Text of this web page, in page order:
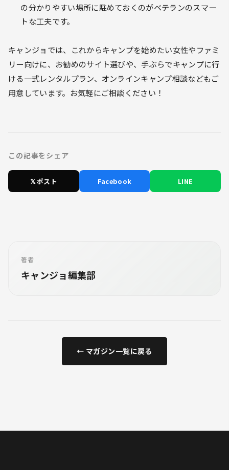
の分かりやすい場所に駐めておくのがベテランのスマー
トな工夫です。
キャンジョでは、これからキャンプを始めたい女性やファミ
リー向けに、お勧めのサイト選びや、手ぶらでキャンプに行
ける一式レンタルプラン、オンラインキャンプ相談などもご
用意しています。お気軽にご相談ください！
この記事をシェア
𝕏 ポスト Facebook LINE
著者
キャンジョ編集部
← マガジン一覧に戻る